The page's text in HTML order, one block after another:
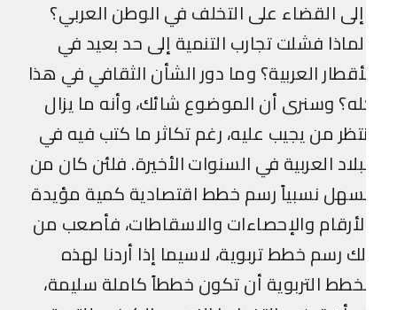
القضاء على التخلف في الوطن العربي؟
فشلت تجارب التنمية إلى حد بعيد في
العربية؟ وما دور الشأن الثقافي في هذا
وسنرى أن الموضوع شائك، وأنه ما يزال
من يجيب عليه، رغم تكاثر ما كتب فيه في
العربية في السنوات الأخيرة. فلئن كان من
نسبياً رسم خطط اقتصادية كمية مؤيدة
والإحصاءات والاسقاطات، فأصعب من
رسم خطط تربوية، لاسيما إذا أردنا لهذه
التربوية أن تكون خططاً كاملة سليمة،